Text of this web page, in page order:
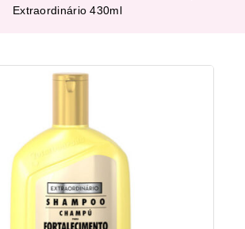
Extraordinário 430ml